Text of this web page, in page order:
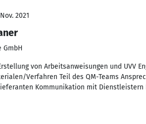
2021
GmbH
von Arbeitsanweisungen und UVV
Verfahren Teil des QM-Teams
Kommunikation mit